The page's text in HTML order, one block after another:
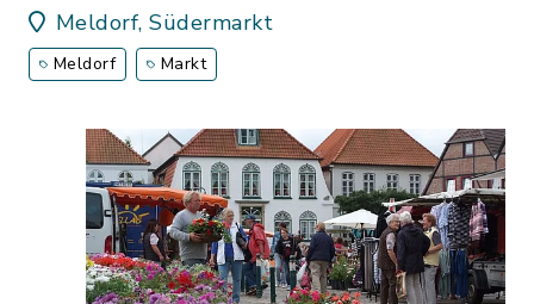
Meldorf, Südermarkt
Meldorf Markt